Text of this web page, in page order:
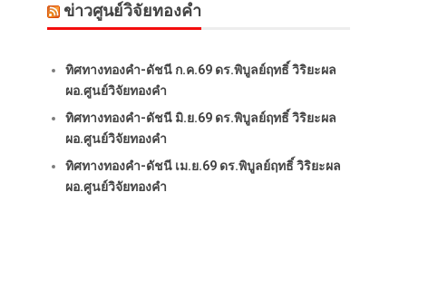
ข่าวศูนย์วิจัยทองคำ
ทิศทางทองคำ-ดัชนี ก.ค.69 ดร.พิบูลย์ฤทธิ์ วิริยะผล
ผอ.ศูนย์วิจัยทองคำ
ทิศทางทองคำ-ดัชนี มิ.ย.69 ดร.พิบูลย์ฤทธิ์ วิริยะผล
ผอ.ศูนย์วิจัยทองคำ
ทิศทางทองคำ-ดัชนี เม.ย.69 ดร.พิบูลย์ฤทธิ์ วิริยะผล
ผอ.ศูนย์วิจัยทองคำ